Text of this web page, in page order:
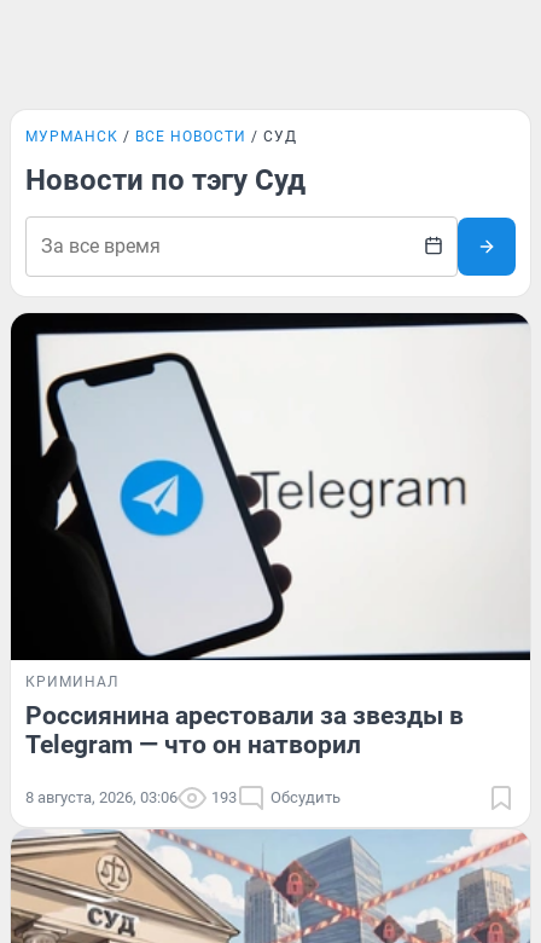
МУРМАНСК ВСЕ НОВОСТИ СУД
Новости по тэгу Суд
КРИМИНАЛ
Россиянина арестовали за звезды в
Telegram — что он натворил
8 августа, 2026, 03:06 193 Обсудить